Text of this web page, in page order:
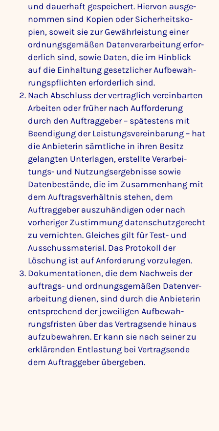
und dauer­haft gespei­chert. Hiervon ausge­
nommen sind Kopien oder Sicher­heits­ko­
pien, soweit sie zur Gewähr­leis­tung einer
ordnungs­ge­mäßen Daten­ver­ar­bei­tung erfor­
der­lich sind, sowie Daten, die im Hinblick
auf die Einhal­tung gesetz­li­cher Aufbe­wah­
rungs­pflichten erfor­der­lich sind.
Nach Abschluss der vertrag­lich verein­barten
Arbeiten oder früher nach Auffor­de­rung
durch den Auftrag­geber – spätes­tens mit
Been­di­gung der Leis­tungs­ver­ein­ba­rung – hat
die Anbie­terin sämt­liche in ihren Besitz
gelangten Unter­lagen, erstellte Verar­bei­
tungs- und Nutzungs­er­geb­nisse sowie
Daten­be­stände, die im Zusam­men­hang mit
dem Auftrags­ver­hältnis stehen, dem
Auftrag­geber auszu­hän­digen oder nach
vorhe­riger Zustim­mung daten­schutz­ge­recht
zu vernichten. Glei­ches gilt für Test- und
Ausschuss­ma­te­rial. Das Proto­koll der
Löschung ist auf Anfor­de­rung vorzu­legen.
Doku­men­ta­tionen, die dem Nach­weis der
auftrags- und ordnungs­ge­mäßen Daten­ver­
ar­bei­tung dienen, sind durch die Anbie­terin
entspre­chend der jewei­ligen Aufbe­wah­
rungs­fristen über das Vertrags­ende hinaus
aufzu­be­wahren. Er kann sie nach seiner zu
erklä­renden Entlas­tung bei Vertrags­ende
dem Auftrag­geber über­geben.